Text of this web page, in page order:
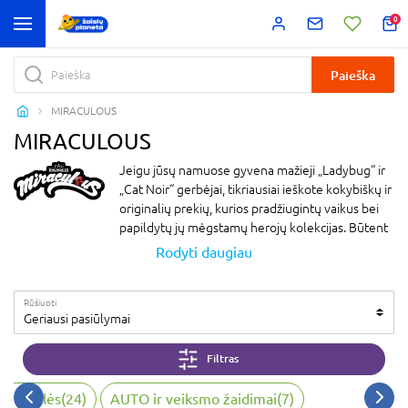
0
Paieška
MIRACULOUS
MIRACULOUS
Jeigu jūsų namuose gyvena mažieji „Ladybug“ ir
„Cat Noir“ gerbėjai, tikriausiai ieškote kokybiškų ir
originalių prekių, kurios pradžiugintų vaikus bei
papildytų jų mėgstamų herojų kolekcijas. Būtent
todėl Miraculous prekės tampa vis populiaresnės
atributika padeda kurti istorijas namų aplinkoje ir
įkvepia vaikų vaizduotę.
Miraculous žaislai – puikus pasirinkimas tėvams,
ieškantiems įdomių, vaizduotę skatinančių žaislų.
Mūsų asortimento įvairovė itin didelė – nuo
Rodyti daugiau
Rūšiuoti
Geriausi pasiūlymai
Filtras
(24) AUTO ir veiksmo žaidimai(7)